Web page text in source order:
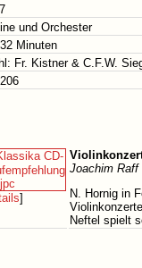
und Orchester
Minuten
Fr. Kistner & C.F.W.
206
]
Joachim Raff
N. Hornig in
Neftel spielt